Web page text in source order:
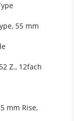
55 mm
Z., 12fach
mm Rise,